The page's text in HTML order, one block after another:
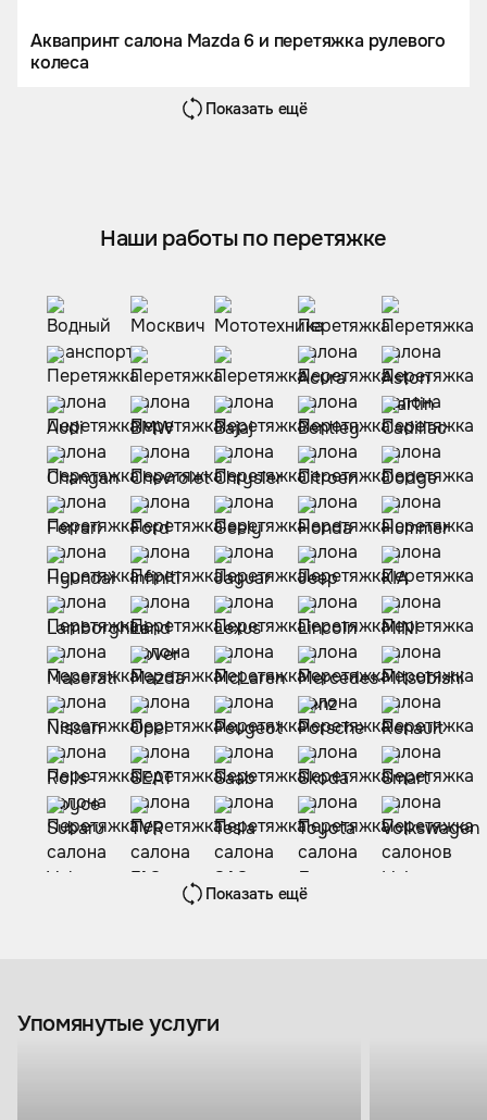
Аквапринт салона Mazda 6 и перетяжка рулевого
колеса
Показать ещё
Наши работы по перетяжке
Показать ещё
Упомянутые услуги